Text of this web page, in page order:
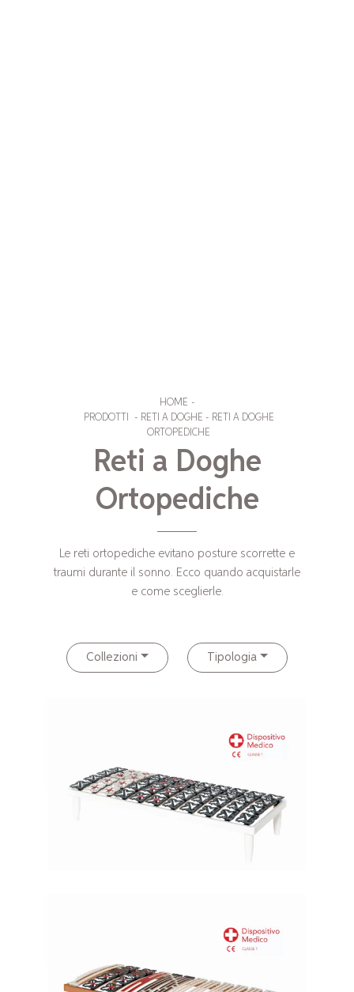
HOME -
PRODOTTI
- RETI A DOGHE - RETI A DOGHE
ORTOPEDICHE
Reti a Doghe
Ortopediche
Le reti ortopediche evitano posture scorrette e
traumi durante il sonno. Ecco quando acquistarle
e come sceglierle.
Collezioni Tipologia